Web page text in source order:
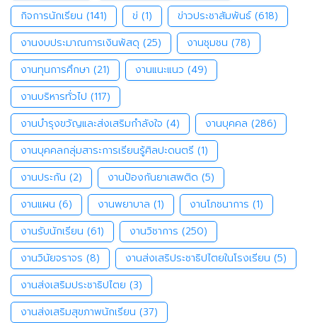
กิจการนักเรียน (141) ข่ (1) ข่าวประชาสัมพันธ์ (618)
งานงบประมาณการเงินพัสดุ (25) งานชุมชน (78)
งานทุนการศึกษา (21) งานแนะแนว (49)
งานบริหารทั่วไป (117)
งานบำรุงขวัญและส่งเสริมกำลังใจ (4) งานบุคคล (286)
งานบุคคลกลุ่มสาระการเรียนรู้ศิลปะดนตรี (1)
งานประกัน (2) งานป้องกันยาเสพติด (5)
งานแผน (6) งานพยาบาล (1) งานโภชนาการ (1)
งานรับนักเรียน (61) งานวิชาการ (250)
งานวินัยจราจร (8) งานส่งเสริประชาธิปไตยในโรงเรียน (5)
งานส่งเสริมประชาธิปไตย (3)
งานส่งเสริมสุขภาพนักเรียน (37)